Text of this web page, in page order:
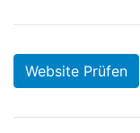
Website Prüfen